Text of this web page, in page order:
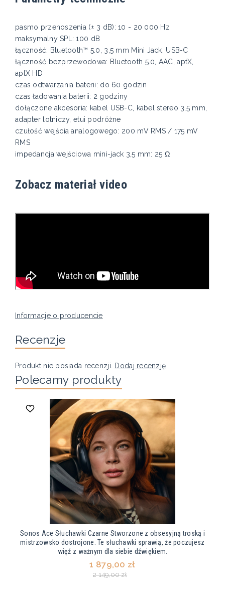
pasmo przenoszenia (± 3 dB): 10 - 20 000 Hz
maksymalny SPL: 100 dB
łączność: Bluetooth™ 5.0, 3,5 mm Mini Jack, USB-C
łączność bezprzewodowa: Bluetooth 5.0, AAC, aptX,
aptX HD
czas odtwarzania baterii: do 60 godzin
czas ładowania baterii: 2 godziny
dołączone akcesoria: kabel USB-C, kabel stereo 3,5 mm,
adapter lotniczy, etui podróżne
czułość wejścia analogowego: 200 mV RMS / 175 mV
RMS
impedancja wejściowa mini-jack 3,5 mm: 25 Ω
Zobacz materiał video
Informacje o producencie
Recenzje
Produkt nie posiada recenzji. Dodaj recenzję
Polecamy produkty
Sonos Ace Słuchawki Czarne Stworzone z obsesyjną troską i
mistrzowsko dostrojone. Te słuchawki sprawią, że poczujesz
więź z ważnym dla siebie dźwiękiem.
1 879,00 zł
2 149,00 zł